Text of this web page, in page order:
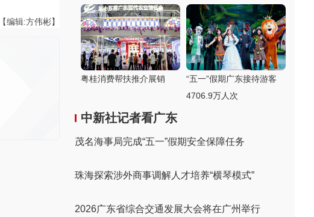
【编辑:方伟彬】
粤桂消费帮扶推介展销
“五一”假期广东接待游客
4706.9万人次
中新社记者看广东
茂名海事局完成“五一”假期安全保障任务
珠海探索涉外商事调解人才培养“横琴模式”
2026广东省综合交通发展大会将在广州举行